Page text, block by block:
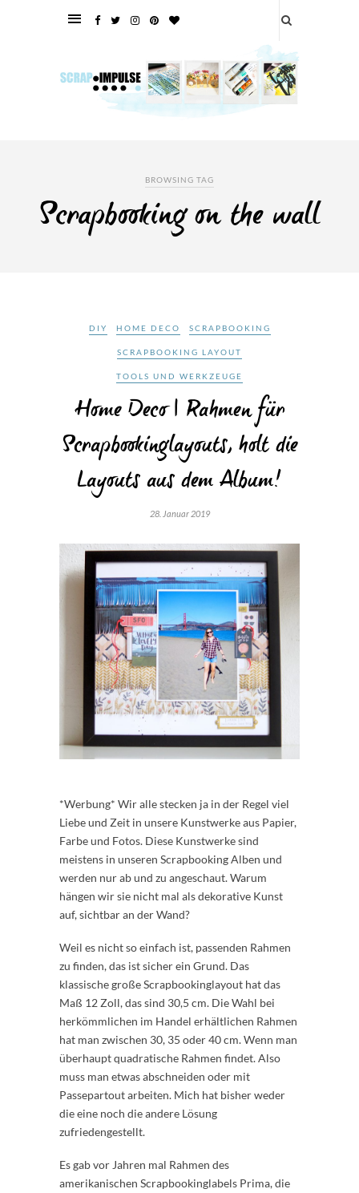
BROWSING TAG
Scrapbooking on the wall
DIY HOME DECO SCRAPBOOKING
SCRAPBOOKING LAYOUT
TOOLS UND WERKZEUGE
Home Deco | Rahmen für
Scrapbookinglayouts, holt die
Layouts aus dem Album!
28. Januar 2019
*Werbung* Wir alle stecken ja in der Regel viel
Liebe und Zeit in unsere Kunstwerke aus Papier,
Farbe und Fotos. Diese Kunstwerke sind
meistens in unseren Scrapbooking Alben und
werden nur ab und zu angeschaut. Warum
hängen wir sie nicht mal als dekorative Kunst
auf, sichtbar an der Wand?
Weil es nicht so einfach ist, passenden Rahmen
zu finden, das ist sicher ein Grund. Das
klassische große Scrapbookinglayout hat das
Maß 12 Zoll, das sind 30,5 cm. Die Wahl bei
herkömmlichen im Handel erhältlichen Rahmen
hat man zwischen 30, 35 oder 40 cm. Wenn man
überhaupt quadratische Rahmen findet. Also
muss man etwas abschneiden oder mit
Passepartout arbeiten. Mich hat bisher weder
die eine noch die andere Lösung
zufriedengestellt.
Es gab vor Jahren mal Rahmen des
amerikanischen Scrapbookinglabels Prima, die